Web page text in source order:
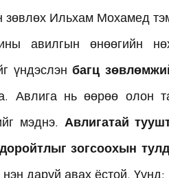
зөвлөх Ильхам Мохамед
авилгын өнөөгийн
үндэслэн багц
Авлига нь өөрөө олон
мэднэ. Авлигатай
зогсоохын тулд
нэн даруй авах ёстой. Үүнд: